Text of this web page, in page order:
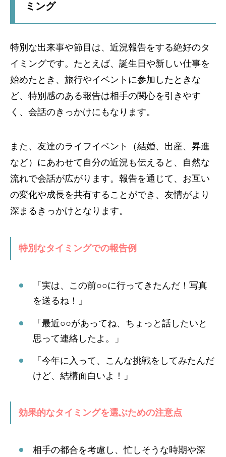
ミング
特別な出来事や節目は、近況報告をする絶好のタ
イミングです。たとえば、誕生日や新しい仕事を
始めたとき、旅行やイベントに参加したときな
ど、特別感のある報告は相手の関心を引きやす
く、会話のきっかけにもなります。
また、友達のライフイベント（結婚、出産、昇進
など）にあわせて自分の近況も伝えると、自然な
流れで会話が広がります。報告を通じて、お互い
の変化や成長を共有することができ、友情がより
深まるきっかけとなります。
特別なタイミングでの報告例
「実は、この前○○に行ってきたんだ！写真
を送るね！」
「最近○○があってね、ちょっと話したいと
思って連絡したよ。」
「今年に入って、こんな挑戦をしてみたんだ
けど、結構面白いよ！」
効果的なタイミングを選ぶための注意点
相手の都合を考慮し、忙しそうな時期や深